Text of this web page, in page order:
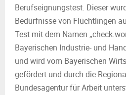
Berufseignungstest. Dieser
Bedürfnisse von Flüchtlingen
Test mit dem Namen
Bayerischen Industrie- und
und wird vom Bayerischen
gefördert und durch die
Bundesagentur für Arbeit